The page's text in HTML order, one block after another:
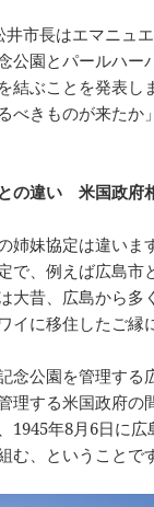
井市長はエマニュ
公園とパールハー
結ぶことを発表し
べきものが来たか
の違い 米国政府
姉妹協定は違いま
で、例えば広島市
大昔、広島から多
イに移住したご縁
念公園を管理する
理する米国政府の
1945年8月6日に
む、ということで